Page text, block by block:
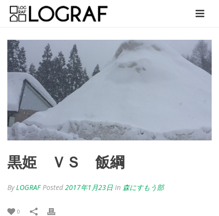
黒姫 ＶＳ 飯綱
ByLOGRAF Posted 2017年1月23日 In 森にすもう部
0